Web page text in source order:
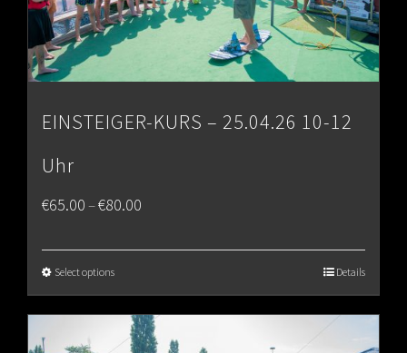
EINSTEIGER-KURS – 25.04.26 10-12
Uhr
€65.00–€80.00
€80.00
Select options Details